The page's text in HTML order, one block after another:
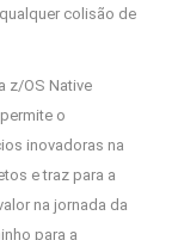
colisão de
z/OS Native
o
inovadoras na
e traz para a
na jornada da
para a